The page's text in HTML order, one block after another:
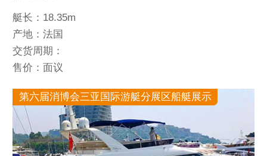
艇长：18.35m
产地：法国
交货周期：
售价：面议
第六届消博会三亚国际游艇分展区船艇展示